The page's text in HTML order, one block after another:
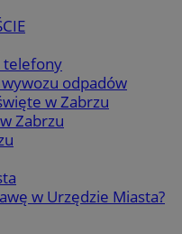
telefony
odpadów
w Zabrzu
Zabrzu
w Urzędzie Miasta?